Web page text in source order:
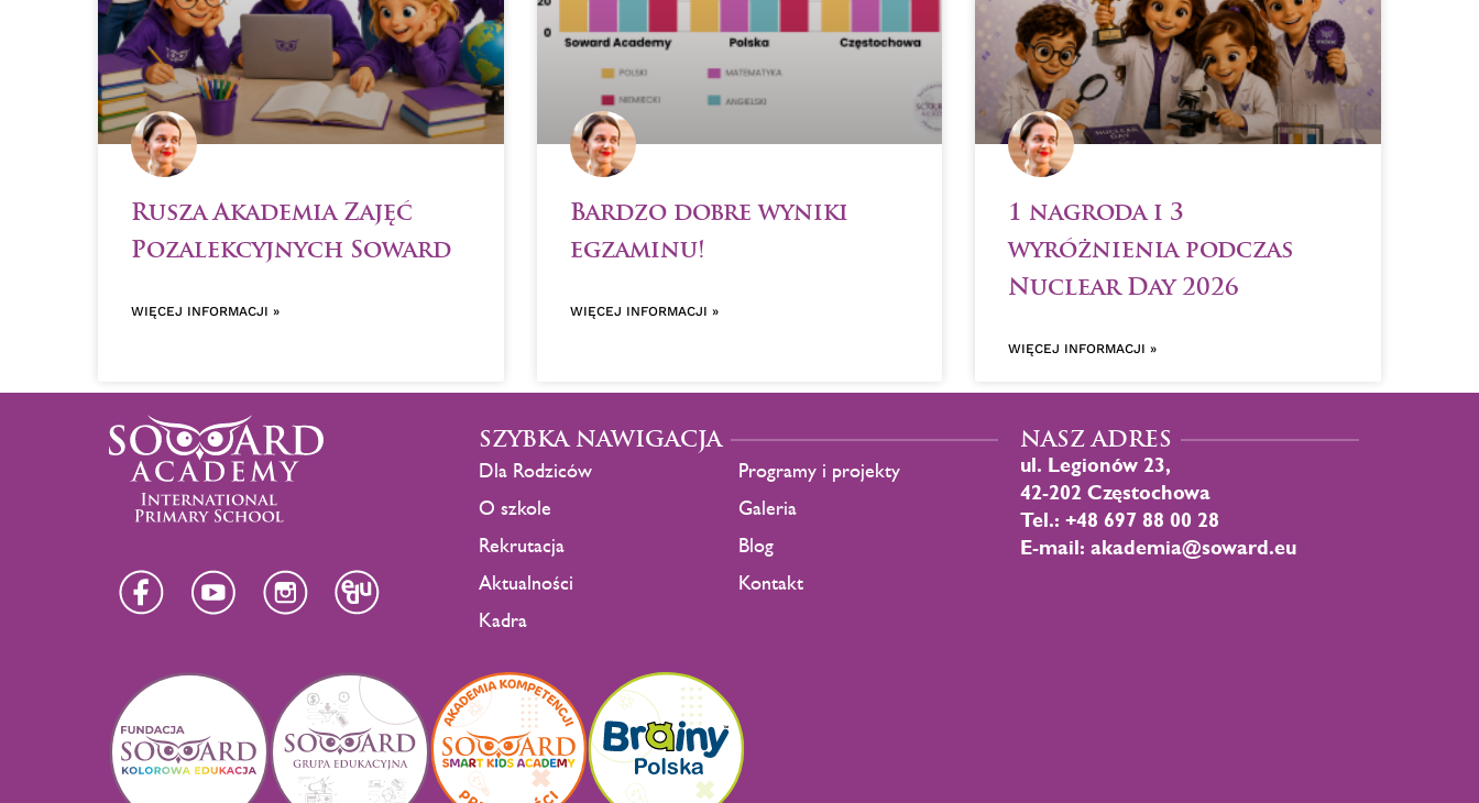
Rusza Akademia Zajęć
Pozalekcyjnych Soward
WIĘCEJ INFORMACJI »
Bardzo dobre wyniki
egzaminu!
WIĘCEJ INFORMACJI »
1 nagroda i 3
wyróżnienia podczas
Nuclear Day 2026
WIĘCEJ INFORMACJI »
SZYBKA NAWIGACJA
Dla Rodziców
O szkole
Rekrutacja
Aktualności
Kadra
Programy i projekty
Galeria
Blog
Kontakt
NASZ ADRES
ul. Legionów 23,
42-202 Częstochowa
Tel.: +48 697 88 00 28
E-mail: akademia@soward.eu